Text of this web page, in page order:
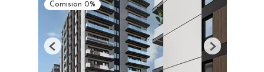
Comision 0%
Previous Next